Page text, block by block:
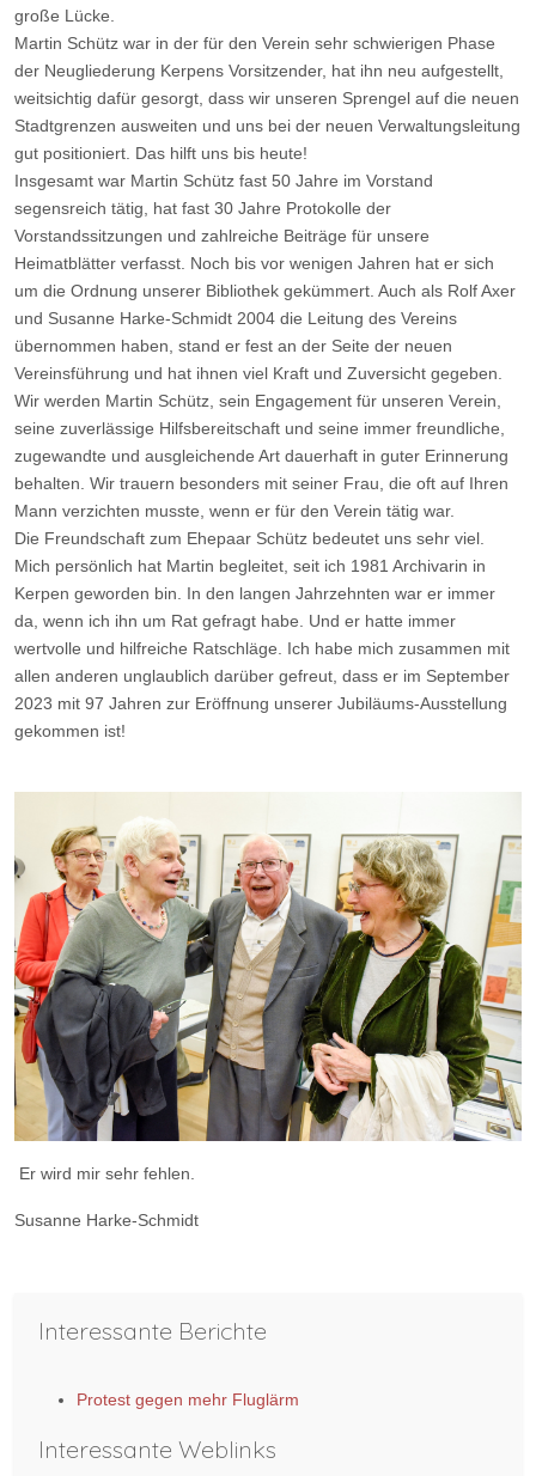
große Lücke.
Martin Schütz war in der für den Verein sehr schwierigen Phase
der Neugliederung Kerpens Vorsitzender, hat ihn neu aufgestellt,
weitsichtig dafür gesorgt, dass wir unseren Sprengel auf die neuen
Stadtgrenzen ausweiten und uns bei der neuen Verwaltungsleitung
gut positioniert. Das hilft uns bis heute!
Insgesamt war Martin Schütz fast 50 Jahre im Vorstand
segensreich tätig, hat fast 30 Jahre Protokolle der
Vorstandssitzungen und zahlreiche Beiträge für unsere
Heimatblätter verfasst. Noch bis vor wenigen Jahren hat er sich
um die Ordnung unserer Bibliothek gekümmert. Auch als Rolf Axer
und Susanne Harke-Schmidt 2004 die Leitung des Vereins
übernommen haben, stand er fest an der Seite der neuen
Vereinsführung und hat ihnen viel Kraft und Zuversicht gegeben.
Wir werden Martin Schütz, sein Engagement für unseren Verein,
seine zuverlässige Hilfsbereitschaft und seine immer freundliche,
zugewandte und ausgleichende Art dauerhaft in guter Erinnerung
behalten. Wir trauern besonders mit seiner Frau, die oft auf Ihren
Mann verzichten musste, wenn er für den Verein tätig war.
Die Freundschaft zum Ehepaar Schütz bedeutet uns sehr viel.
Mich persönlich hat Martin begleitet, seit ich 1981 Archivarin in
Kerpen geworden bin. In den langen Jahrzehnten war er immer
da, wenn ich ihn um Rat gefragt habe. Und er hatte immer
wertvolle und hilfreiche Ratschläge. Ich habe mich zusammen mit
allen anderen unglaublich darüber gefreut, dass er im September
2023 mit 97 Jahren zur Eröffnung unserer Jubiläums-Ausstellung
gekommen ist!
Er wird mir sehr fehlen.
Susanne Harke-Schmidt
Interessante Berichte
Protest gegen mehr Fluglärm
Interessante Weblinks